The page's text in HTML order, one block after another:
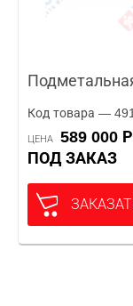
Код товара —
ЦЕНА
589 000
ПОД ЗАКАЗ